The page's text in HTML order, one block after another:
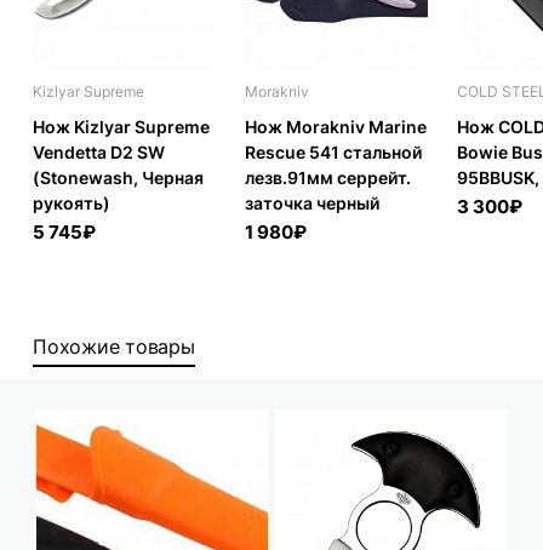
Kizlyar Supreme
Нож Kizlyar Supreme
Vendetta D2 SW
(Stonewash, Черная
рукоять)
5 745₽
Morakniv
Нож Morakniv Marine
Rescue 541 стальной
лезв.91мм серрейт.
заточка черный
1 980₽
COLD
Нож
Bowie
3 300₽
Похожие товары